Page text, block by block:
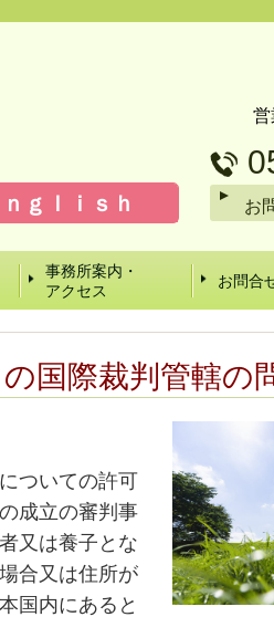
ｎｇｌｉｓｈ お
事務所案内・
アクセス
お問合
国際裁判管轄の
ついての許可
成立の審判事
又は養子とな
合又は住所が
国内にあると